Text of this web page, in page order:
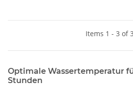
Items 1 - 3 of 3
Optimale Wassertemperatur
Stunden